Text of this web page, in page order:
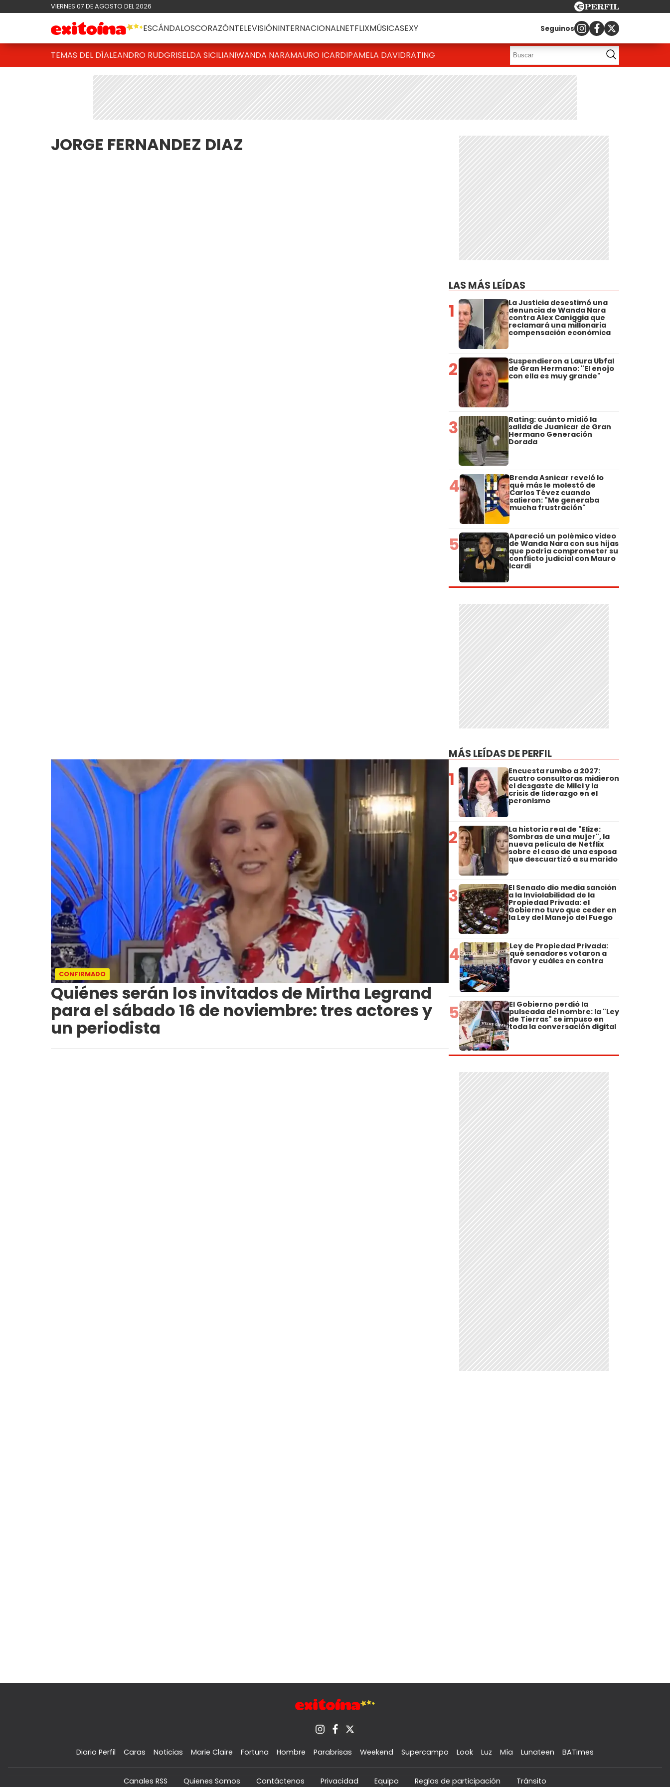
VIERNES 07 DE AGOSTO DEL 2026
ESCÁNDALOSCORAZÓNTELEVISIÓNINTERNACIONALNETFLIXMÚSICASEXY Seguinos
TEMAS DEL DÍALEANDRO RUDGRISELDA SICILIANIWANDA NARAMAURO ICARDIPAMELA DAVIDRATING
JORGE FERNANDEZ DIAZ
CONFIRMADO
Quiénes serán los invitados de Mirtha Legrand
para el sábado 16 de noviembre: tres actores y
un periodista
LAS MÁS LEÍDAS
1 La Justicia desestimó una
denuncia de Wanda Nara
contra Alex Caniggia que
reclamará una millonaria
compensación económica
2 Suspendieron a Laura Ubfal
de Gran Hermano: "El enojo
con ella es muy grande"
3 Rating: cuánto midió la
salida de Juanicar de Gran
Hermano Generación
Dorada
4 Brenda Asnicar reveló lo
qué más le molestó de
Carlos Tévez cuando
salieron: "Me generaba
mucha frustración"
5 Apareció un polémico video
de Wanda Nara con sus hijas
que podría comprometer su
conflicto judicial con Mauro
Icardi
MÁS LEÍDAS DE PERFIL
1 Encuesta rumbo a 2027:
cuatro consultoras midieron
el desgaste de Milei y la
crisis de liderazgo en el
peronismo
2 La historia real de "Elize:
Sombras de una mujer", la
nueva película de Netflix
sobre el caso de una esposa
que descuartizó a su marido
3 El Senado dio media sanción
a la Inviolabilidad de la
Propiedad Privada: el
Gobierno tuvo que ceder en
la Ley del Manejo del Fuego
4 Ley de Propiedad Privada:
qué senadores votaron a
favor y cuáles en contra
5 El Gobierno perdió la
pulseada del nombre: la "Ley
de Tierras" se impuso en
toda la conversación digital
Diario Perfil Caras Noticias Marie Claire Fortuna Hombre Parabrisas Weekend Supercampo Look Luz Mía Lunateen BATimes
Canales RSS Quienes Somos Contáctenos Privacidad Equipo Reglas de participación Tránsito